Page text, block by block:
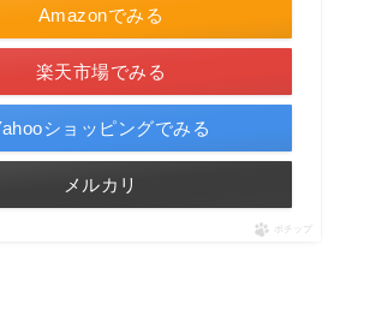
Amazonでみる
楽天市場でみる
ショッピングでみる
メルカリ
ポチップ